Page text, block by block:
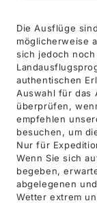
Die Ausflüge
möglicherweise
sich jedoch
authentischen
Auswahl für das
überprüfen,
empfehlen
besuchen, um
Nur für
Wenn Sie sich
begeben,
abgelegenen
Wetter extrem